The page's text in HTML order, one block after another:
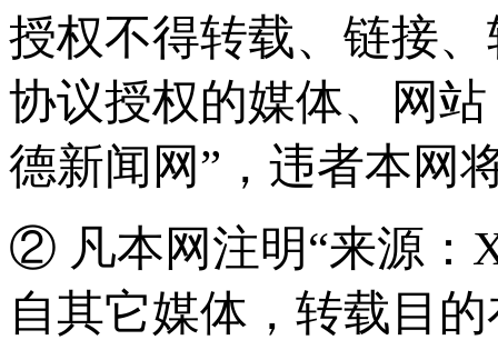
授权不得转载、链接
协议授权的媒体、网
德新闻网”，违者本网
② 凡本网注明“来源：
自其它媒体，转载目